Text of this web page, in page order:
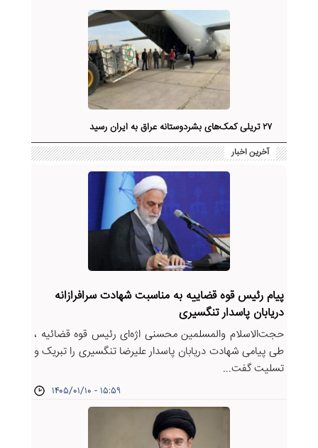
۲۷ تریلی کمک‌های بشردوستانه عراق به ایران رسید
آخرین اخبار
پیام رئیس قوه قضاییه به مناسبت شهادت سرافرازانه
دریابان پاسدار تنگسیری
حجت‌الاسلام والمسلمین محسنی اژه‌ای رئیس قوه قضائیه ،
طی پیامی شهادت دریابان پاسدار علیرضا تنگسیری را تبریک و
تسلیت گفت...
۱۴۰۵/۰۱/۱۰ - ۱۵:۵۹